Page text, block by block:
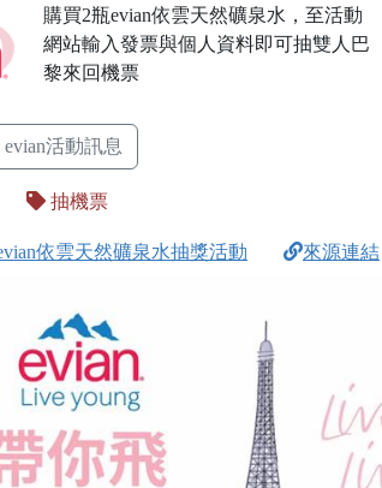
購買2瓶evian依雲天然礦泉水，至活動
網站輸入發票與個人資料即可抽雙人巴
黎來回機票
evian活動訊息
抽機票
依雲天然礦泉水抽獎活動 來源連結